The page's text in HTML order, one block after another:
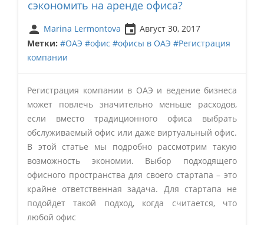
сэкономить на аренде офиса?
person Marina Lermontova insert_invitation Август 30, 2017
Метки: #ОАЭ #офис #офисы в ОАЭ #Регистрация
компании
Регистрация компании в ОАЭ и ведение бизнеса
может повлечь значительно меньше расходов,
если вместо традиционного офиса выбрать
обслуживаемый офис или даже виртуальный офис.
В этой статье мы подробно рассмотрим такую
возможность экономии. Выбор подходящего
офисного пространства для своего стартапа – это
крайне ответственная задача. Для стартапа не
подойдет такой подход, когда считается, что
любой офис